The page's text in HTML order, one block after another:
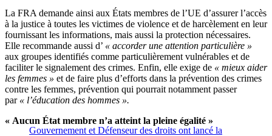
La FRA demande ainsi aux États membres de l’UE d’assurer l’accès
à la justice à toutes les victimes de violence et de harcèlement en leur
fournissant les informations, mais aussi la protection nécessaires.
Elle recommande aussi d’ « accorder une attention particulière »
aux groupes identifiés comme particulièrement vulnérables et de
faciliter le signalement des crimes. Enfin, elle exige de « mieux aider
les femmes » et de faire plus d’efforts dans la prévention des crimes
contre les femmes, prévention qui pourrait notamment passer
par « l’éducation des hommes ».
Gouvernement et Défenseur des droits ont lancé la
« Aucun État membre n’a atteint la pleine égalité »